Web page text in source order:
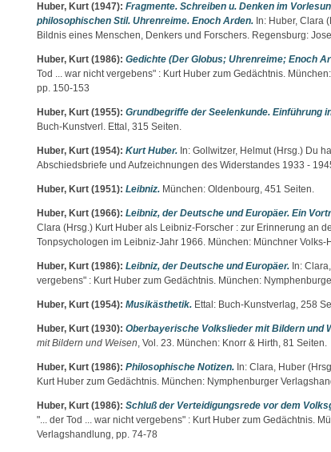
Huber, Kurt (1947): Fragmente. Schreiben u. Denken im
philosophischen Stil. Uhrenreime. Enoch Arden. In: Huber, Clara
Bildnis eines Menschen, Denkers und Forschers. Regensburg:
Huber, Kurt (1986): Gedichte (Der Globus; Uhrenreime; Enoch
Tod ... war nicht vergebens" : Kurt Huber zum Gedächtnis.
pp. 150-153
Huber, Kurt (1955): Grundbegriffe der Seelenkunde. Einführung
Buch-Kunstverl. Ettal, 315 Seiten.
Huber, Kurt (1954): Kurt Huber. In: Gollwitzer, Helmut(Hrsg.) Du
Abschiedsbriefe und Aufzeichnungen des Widerstandes 1933 -
Huber, Kurt (1951): Leibniz. München: Oldenbourg, 451 Seiten.
Huber, Kurt (1966): Leibniz, der Deutsche und Europäer. Ein
Clara(Hrsg.) Kurt Huber als Leibniz-Forscher : zur Erinnerung an
Tonpsychologen im Leibniz-Jahr 1966. München: Münchner Volks-
Huber, Kurt (1986): Leibniz, der Deutsche und Europäer. In:
vergebens" : Kurt Huber zum Gedächtnis. München:
Huber, Kurt (1954): Musikästhetik. Ettal: Buch-Kunstverlag, 258
Huber, Kurt (1930): Oberbayerische Volkslieder mit Bildern und
mit Bildern und Weisen, Vol. 23. München: Knorr & Hirth, 81 Seiten.
Huber, Kurt (1986): Philosophische Notizen. In: Clara, Huber
Kurt Huber zum Gedächtnis. München: Nymphenburger
Huber, Kurt (1986): Schluß der Verteidigungsrede vor dem
"... der Tod ... war nicht vergebens" : Kurt Huber zum Gedächtnis.
Verlagshandlung, pp. 74-78